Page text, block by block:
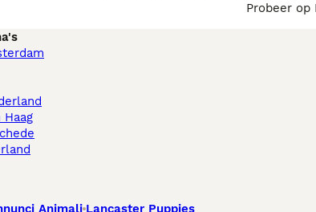
Probeer op
Animali Lancaster Puppies